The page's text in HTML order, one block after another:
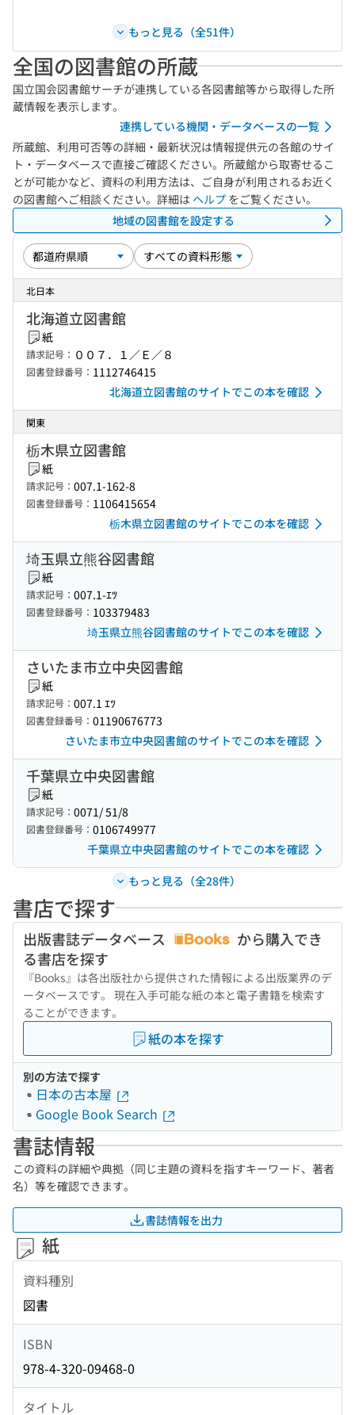
もっと見る（全51件）
全国の図書館の所蔵
国立国会図書館サーチが連携している各図書館等から取得した所
蔵情報を表示します。
連携している機関・データベースの一覧
所蔵館、利用可否等の詳細・最新状況は情報提供元の各館のサイ
ト・データベースで直接ご確認ください。所蔵館から取寄せるこ
とが可能かなど、資料の利用方法は、ご自身が利用されるお近く
の図書館へご相談ください。詳細は ヘルプ をご覧ください。
地域の図書館を設定する
北日本
北海道立図書館
紙
請求記号： ００７．１／Ｅ／８
図書登録番号： 1112746415
北海道立図書館のサイトでこの本を確認
関東
栃木県立図書館
紙
請求記号： 007.1-162-8
図書登録番号： 1106415654
栃木県立図書館のサイトでこの本を確認
埼玉県立熊谷図書館
紙
請求記号： 007.1-ｴﾂ
図書登録番号： 103379483
埼玉県立熊谷図書館のサイトでこの本を確認
さいたま市立中央図書館
紙
請求記号： 007.1 ｴﾂ
図書登録番号： 01190676773
さいたま市立中央図書館のサイトでこの本を確認
千葉県立中央図書館
紙
請求記号： 0071/ 51/8
図書登録番号： 0106749977
千葉県立中央図書館のサイトでこの本を確認
もっと見る（全28件）
書店で探す
出版書誌データベース
から購入でき
る書店を探す
『Books』は各出版社から提供された情報による出版業界のデ
ータベースです。 現在入手可能な紙の本と電子書籍を検索す
ることができます。
紙の本を探す
別の方法で探す
日本の古本屋
Google Book Search
書誌情報
この資料の詳細や典拠（同じ主題の資料を指すキーワード、著者
名）等を確認できます。
書誌情報を出力
紙
資料種別
図書
ISBN
978-4-320-09468-0
タイトル